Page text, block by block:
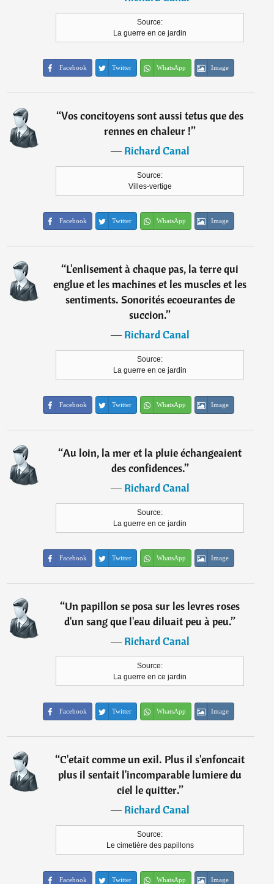
Source:
La guerre en ce jardin
Facebook Twitter WhatsApp Image
“Vos concitoyens sont aussi tetus que des
rennes en chaleur !”
―Richard Canal
Source:
Villes-vertige
Facebook Twitter WhatsApp Image
“L'enlisement à chaque pas, la terre qui
englue et les machines et les muscles et les
sentiments. Sonorités ecoeurantes de
succion.”
―Richard Canal
Source:
La guerre en ce jardin
Facebook Twitter WhatsApp Image
“Au loin, la mer et la pluie échangeaient
des confidences.”
―Richard Canal
Source:
La guerre en ce jardin
Facebook Twitter WhatsApp Image
“Un papillon se posa sur les levres roses
d'un sang que l'eau diluait peu à peu.”
―Richard Canal
Source:
La guerre en ce jardin
Facebook Twitter WhatsApp Image
“C'etait comme un exil. Plus il s'enfoncait
plus il sentait l'incomparable lumiere du
ciel le quitter.”
―Richard Canal
Source:
Le cimetière des papillons
Facebook Twitter WhatsApp Image